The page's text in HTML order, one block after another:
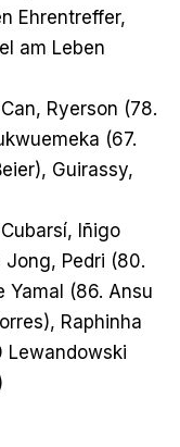
Ehrentreffer,
am Leben
Ryerson (78.
(67.
Guirassy,
Iñigo
Jong, Pedri (80.
Yamal (86. Ansu
Raphinha
Lewandowski